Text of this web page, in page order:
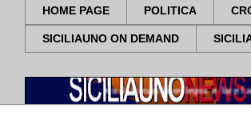
HOME PAGE POLITICA
SICILIAUNO ON DEMAND
divieto di trasportare legna e fare falò,